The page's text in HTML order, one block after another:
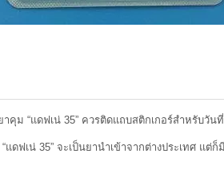
ฟเน่ 35” ควรติดแถบสติกเกอร์สำหรับวันที่เริ่
จะเป็นยานำเข้าจากต่างประเทศ แต่ก็มีร